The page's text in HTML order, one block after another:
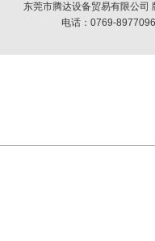
东莞市腾达设备贸易有限公司
电话：0769-